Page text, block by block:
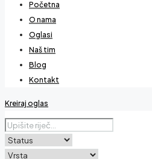
Početna
O nama
Oglasi
Naš tim
Blog
Kontakt
Kreiraj oglas